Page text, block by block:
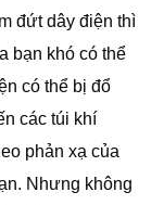
đứt dây điện thì
bạn khó có thể
có thể bị đổ
các túi khí
phản xạ của
Nhưng không